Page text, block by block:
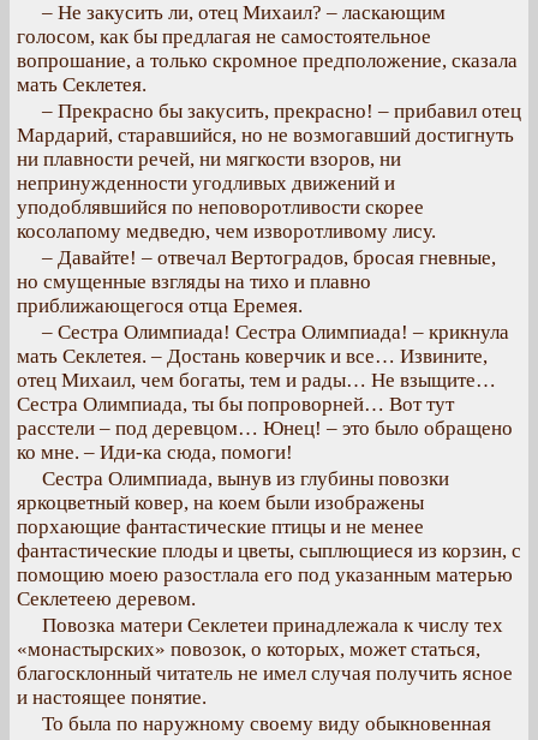
– Не закусить ли, отец Михаил? – ласкающим
голосом, как бы предлагая не самостоятельное
вопрошание, а только скромное предположение, сказала
мать Секлетея.
– Прекрасно бы закусить, прекрасно! – прибавил отец
Мардарий, старавшийся, но не возмогавший достигнуть
ни плавности речей, ни мягкости взоров, ни
непринужденности угодливых движений и
уподоблявшийся по неповоротливости скорее
косолапому медведю, чем изворотливому лису.
– Давайте! – отвечал Вертоградов, бросая гневные,
но смущенные взгляды на тихо и плавно
приближающегося отца Еремея.
– Сестра Олимпиада! Сестра Олимпиада! – крикнула
мать Секлетея. – Достань коверчик и все… Извините,
отец Михаил, чем богаты, тем и рады… Не взыщите…
Сестра Олимпиада, ты бы попроворней… Вот тут
расстели – под деревцом… Юнец! – это было обращено
ко мне. – Иди-ка сюда, помоги!
Сестра Олимпиада, вынув из глубины повозки
яркоцветный ковер, на коем были изображены
порхающие фантастические птицы и не менее
фантастические плоды и цветы, сыплющиеся из корзин, с
помощию моею разостлала его под указанным матерью
Секлетеею деревом.
Повозка матери Секлетеи принадлежала к числу тех
«монастырских» повозок, о которых, может статься,
благосклонный читатель не имел случая получить ясное
и настоящее понятие.
То была по наружному своему виду обыкновенная